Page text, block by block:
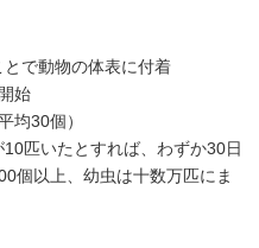
とで動物の体表に付着
始
均30個）
匹いたとすれば、わずか30日
個以上、幼虫は十数万匹にま